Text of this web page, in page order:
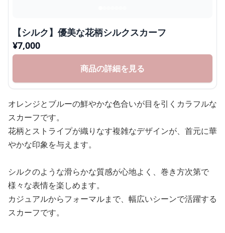
【シルク】優美な花柄シルクスカーフ
¥7,000
商品の詳細を見る
オレンジとブルーの鮮やかな色合いが目を引くカラフルな
スカーフです。
花柄とストライプが織りなす複雑なデザインが、首元に華
やかな印象を与えます。
シルクのような滑らかな質感が心地よく、巻き方次第で
様々な表情を楽しめます。
カジュアルからフォーマルまで、幅広いシーンで活躍する
スカーフです。